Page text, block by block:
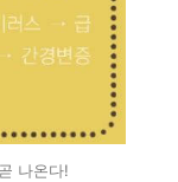
나온다!